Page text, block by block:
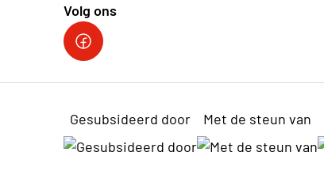
Volg ons
Gesubsideerd door Met de steun van